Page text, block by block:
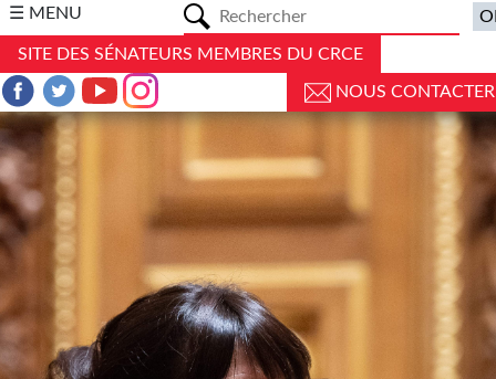
☰ MENU
SITE DES SÉNATEURS MEMBRES DU CRCE
NOUS CONTACTER